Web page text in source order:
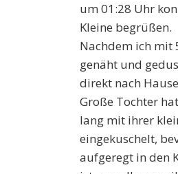
um 01:28 Uhr
Kleine begrüßen.
Nachdem ich mit
genäht und
direkt nach
Große Tochter
lang mit ihrer
eingekuschelt,
aufgeregt in den